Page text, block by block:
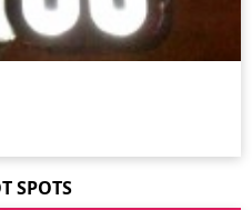
SPOTS